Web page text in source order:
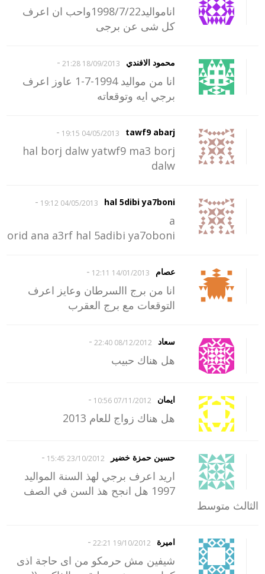
انامواليد1998/7/22واحب ان اعرف
كل شى عن برجى
محمود الافندي 18/09/2013 21:28
-
انا من مواليد 1994-7-1 عاوز اعرف
برجي ايه وتوقعاته
tawf9 abarj
04/05/2013 19:15
-
hal borj dalw yatwf9 ma3 borj
dalw
hal 5dibi ya7boni
04/05/2013 19:12
-
a
orid ana a3rf hal 5adibi ya7oboni
عصام 14/01/2013 12:11
-
انا من برج االسرطان وعايز اعرف
التوقعات مع برج العقرب
سعاد 08/12/2012 22:40
-
هل هناك حبيب
ايمان 07/11/2012 10:56
-
هل هناك زواج للعام 2013
حسين حمزة خضير 23/10/2012 15:45
-
اريد اعرف برجي لهذ السنة المواليد
1997 هل انجح هذ السن في الصف
الثالث متوسط
اميرة 19/10/2012 22:21
-
شيفين مش حرمكو من اى حاجة اذى